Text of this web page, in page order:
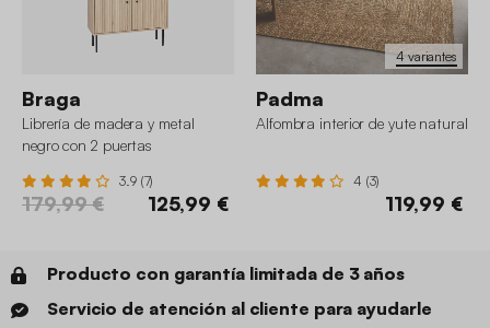
Braga
Librería de madera y metal
negro con 2 puertas
3.9 (7)
179,99 € 125,99 €
4 variantes
Padma
Alfombra interior de yute natural
4 (3)
119,99 €
Producto con garantía limitada de 3 años
Servicio de atención al cliente para ayudarle